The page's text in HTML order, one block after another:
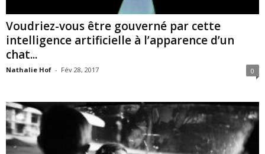
Voudriez-vous être gouverné par cette
intelligence artificielle à l’apparence d’un
chat...
Nathalie Hof - Fév 28, 2017 0